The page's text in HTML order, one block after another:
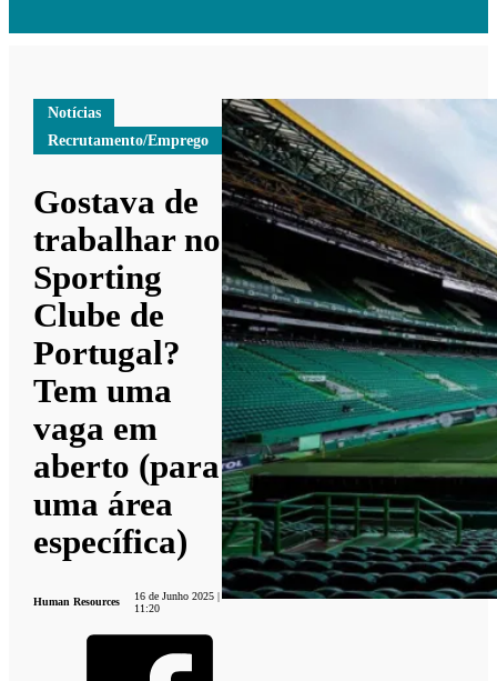
Notícias
Recrutamento/Emprego
Gostava de
trabalhar no
Sporting
Clube de
Portugal?
Tem uma
vaga em
aberto (para
uma área
específica)
Human Resources
16 de Junho 2025 |
11:20